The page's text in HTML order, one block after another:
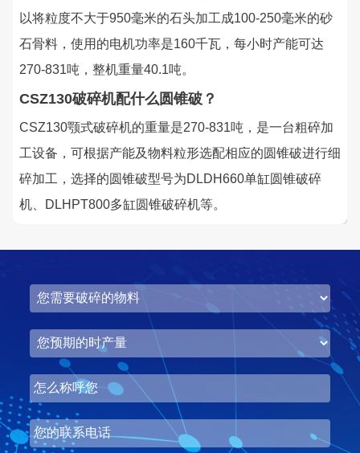
以将粒度不大于950毫米的石头加工成100-250毫米的砂
石骨料，使用的电机功率是160千瓦，每小时产能可达
270-831吨，整机重量40.1吨。
CSZ130破碎机配什么圆锥破？
CSZ130颚式破碎机的重量是270-831吨，是一台粗碎加
工设备，可根据产能及物料粒形选配相应的圆锥破进行细
碎加工，选择的圆锥破型号为DLDH660单缸圆锥破碎
机、DLHPT800多缸圆锥破碎机等。
湖北省中昇东浩荆门建材时产500-600吨机制砂项目
项目坐标 设计产能